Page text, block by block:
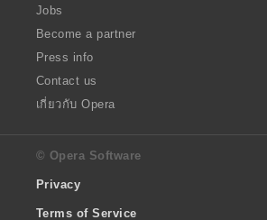
Jobs
Become a partner
Press info
Contact us
เกี่ยวกับ Opera
© Opera Software
Privacy
Terms of Service